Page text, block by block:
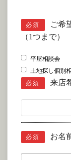
必須
ご希
（1つまで）
平屋相談会
土地探し個別
必須
来店
必須 お名